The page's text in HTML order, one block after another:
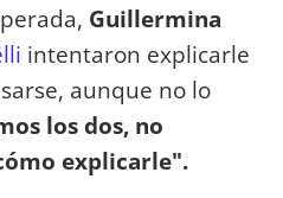
Guillermina
intentaron explicarle
aunque no lo
los dos, no
explicarle".